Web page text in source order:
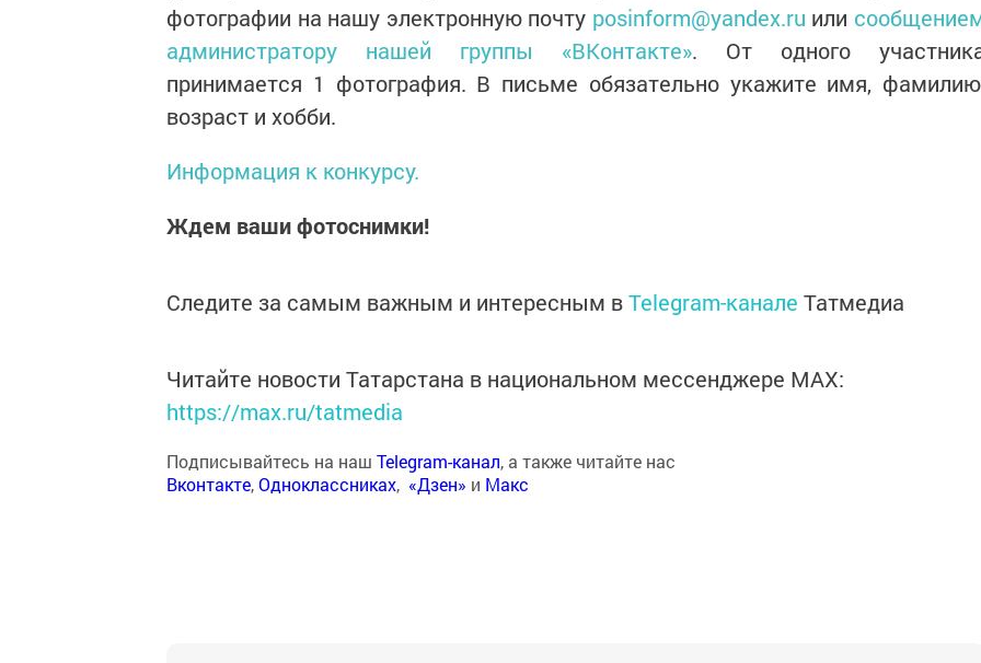
фотографии на нашу электронную почту posinform@yandex.ru или
администратору нашей группы «ВКонтакте». От одного
принимается 1 фотография. В письме обязательно укажите имя,
возраст и хобби.
Информация к конкурсу.
Ждем ваши фотоснимки!
Следите за самым важным и интересным вTelegram-канале Татмедиа
Читайте новости Татарстана в национальном мессенджере MАХ:
https://max.ru/tatmedia
Подписывайтесь на наш Telegram-канал, а также читайте нас
Вконтакте,Одноклассниках, «Дзен» и Макс